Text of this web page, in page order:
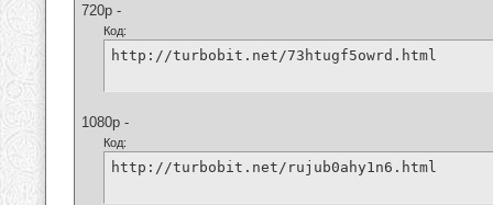
720p -
Код:
http://turbobit.net/73htugf5owrd.html
1080p -
Код:
http://turbobit.net/rujub0ahy1n6.html